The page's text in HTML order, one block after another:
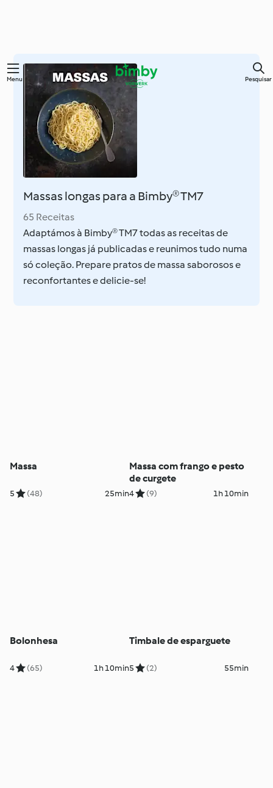
Saltar
conteúdo
principal
Menu Pesquisar
Massas longas para a Bimby® TM7
65 Receitas
Adaptámos à Bimby® TM7 todas as receitas de
massas longas já publicadas e reunimos tudo numa
só coleção. Prepare pratos de massa saborosos e
reconfortantes e delicie-se!
Massa
5 (48) 25min
Massa com frango e pesto
de curgete
4 (9) 1h 10min
Bolonhesa
4 (65) 1h 10min
Timbale de esparguete
5 (2) 55min